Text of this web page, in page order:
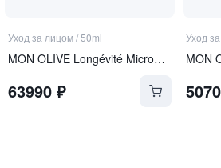
Уход за лицом/50ml
MON OLIVE Longévité Microgel Crème
63990 ₽
Уход